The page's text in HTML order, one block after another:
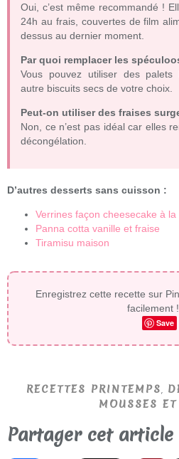
Oui, c’est même recommandé !
24h au frais, couvertes de film
dessus au dernier moment.
Par quoi remplacer les
Vous pouvez utiliser des palets
autre biscuits secs de votre choix.
Peut-on utiliser des fraises
Non, ce n’est pas idéal car elles
décongélation.
D’autres desserts sans cuisson :
Verrines façon cheesecake à la
Panna cotta vanille et fraise
Tiramisu maison
Enregistrez cette recette sur
facilement
Save
RECETTES PRINTEMPS,
MOUSSES
Partager cet article